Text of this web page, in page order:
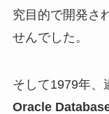
究目的で開発さ
せんでした。
そして1979年、
Oracle